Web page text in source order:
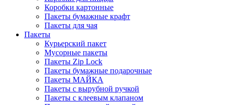
Коробки картонные
Пакеты бумажные крафт
Пакеты для чая
Пакеты
Курьерский пакет
Мусорные пакеты
Пакеты Zip Lock
Пакеты бумажные подарочные
Пакеты МАЙКА
Пакеты с вырубной ручкой
Пакеты с клеевым клапаном